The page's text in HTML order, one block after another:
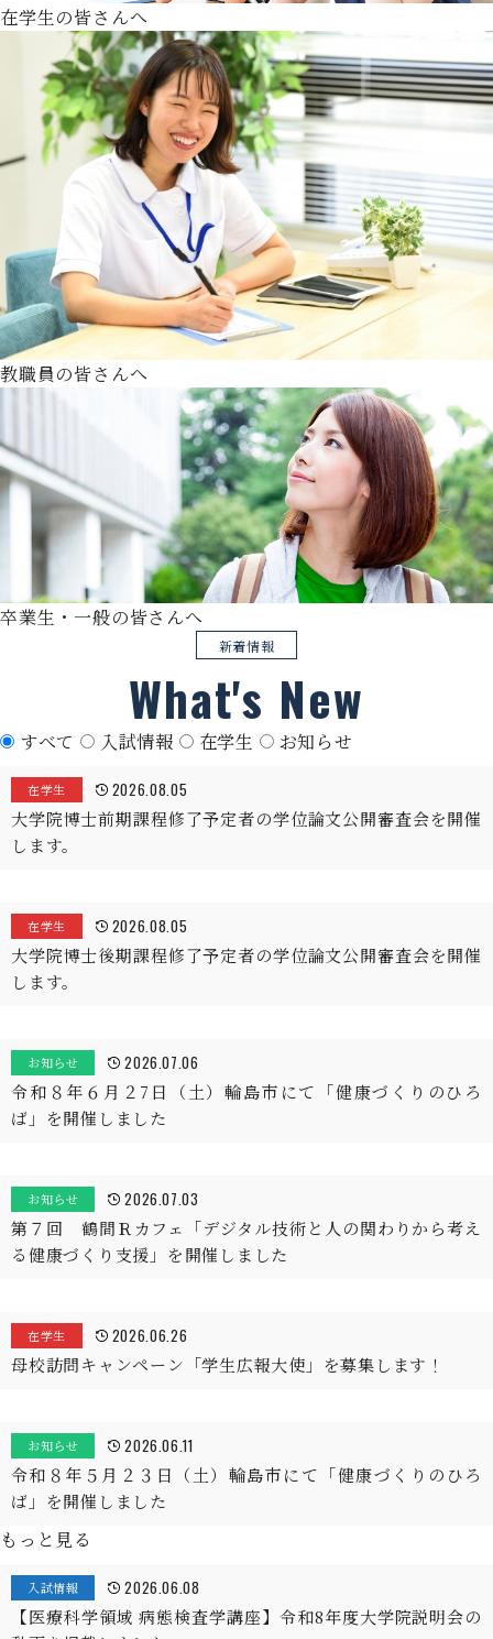
在学生の皆さんへ
教職員の皆さんへ
卒業生・一般の皆さんへ
新着情報
What's New
すべて 入試情報 在学生 お知らせ
在学生 2026.08.05
大学院博士前期課程修了予定者の学位論文公開審査会を開催
します。
在学生 2026.08.05
大学院博士後期課程修了予定者の学位論文公開審査会を開催
します。
お知らせ 2026.07.06
令和８年６月２7日（土）輪島市にて「健康づくりのひろ
ば」を開催しました
お知らせ 2026.07.03
第７回 鶴間Ｒカフェ「デジタル技術と人の関わりから考え
る健康づくり支援」を開催しました
在学生 2026.06.26
母校訪問キャンペーン「学生広報大使」を募集します！
お知らせ 2026.06.11
令和８年５月２３日（土）輪島市にて「健康づくりのひろ
ば」を開催しました
もっと見る
入試情報 2026.06.08
【医療科学領域 病態検査学講座】令和8年度大学院説明会の